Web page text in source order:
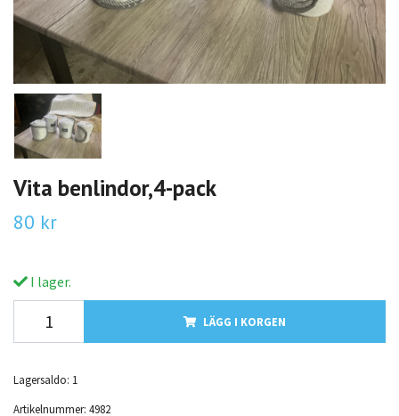
Vita benlindor,4-pack
80 kr
I lager.
LÄGG I KORGEN
Lagersaldo: 1
Artikelnummer: 4982